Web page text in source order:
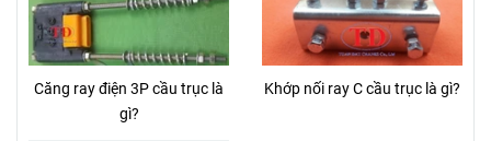
Căng ray điện 3P cầu trục là
gì?
Khớp nối ray C cầu trục là gì?